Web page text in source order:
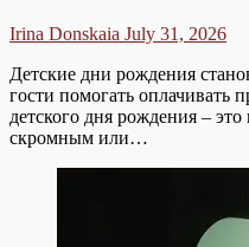
Irina Donskaia July 31, 2026
Детские дни рождения
гости помогать оплачивать
детского дня рождения –
скромным или…